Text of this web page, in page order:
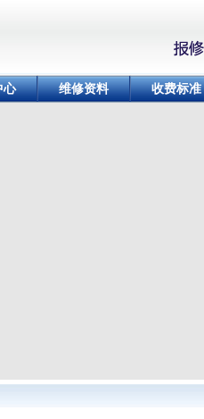
心 维修资料 收费标准